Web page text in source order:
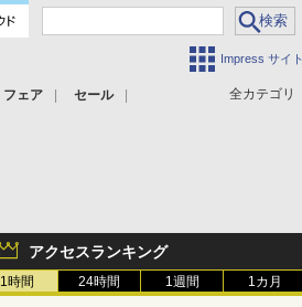
Impress サイト
全カテゴリ
フェア セール
アクセスランキング
1時間 24時間 1週間 1カ月